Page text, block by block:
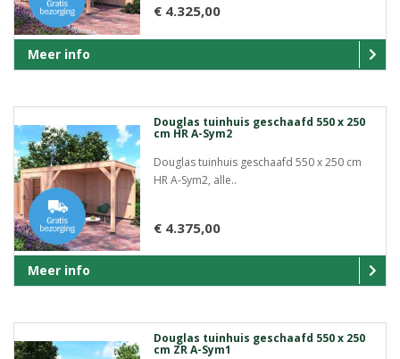
€ 4.325,00
Meer info
Douglas tuinhuis geschaafd 550 x 250
cm HR A-Sym2
Douglas tuinhuis geschaafd 550 x 250 cm
HR A-Sym2, alle..
€ 4.375,00
Meer info
Douglas tuinhuis geschaafd 550 x 250
cm ZR A-Sym1